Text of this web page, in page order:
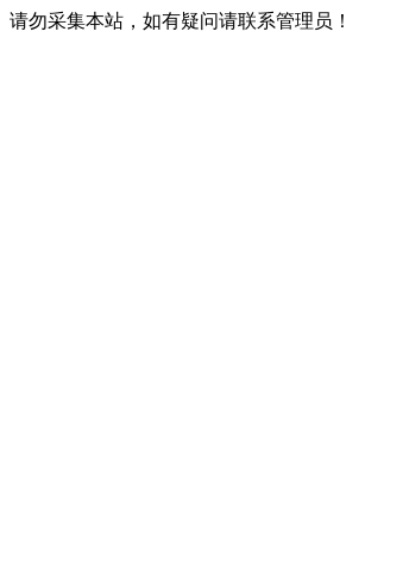
请勿采集本站，如有疑问请联系管理员！